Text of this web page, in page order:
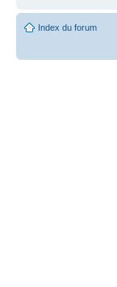
Index du forum